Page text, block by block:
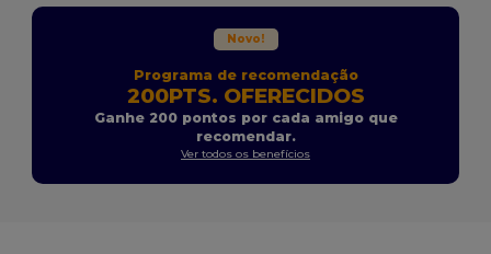
Novo!
Programa de recomendação
200PTS. OFERECIDOS
Ganhe 200 pontos por cada amigo que
recomendar.
Ver todos os benefícios